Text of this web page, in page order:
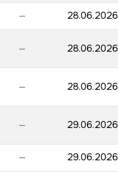
— 28.06.2026
— 28.06.2026
— 28.06.2026
— 29.06.2026
— 29.06.2026